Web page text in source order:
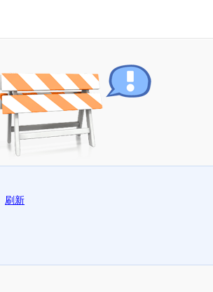
刷新